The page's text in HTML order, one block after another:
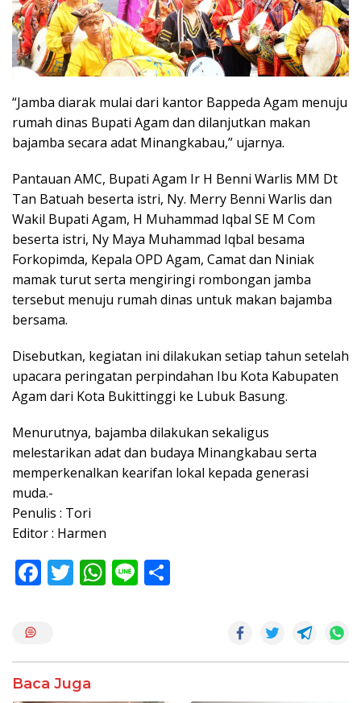
“Jamba diarak mulai dari kantor Bappeda Agam menuju
rumah dinas Bupati Agam dan dilanjutkan makan
bajamba secara adat Minangkabau,” ujarnya.
Pantauan AMC, Bupati Agam Ir H Benni Warlis MM Dt
Tan Batuah beserta istri, Ny. Merry Benni Warlis dan
Wakil Bupati Agam, H Muhammad Iqbal SE M Com
beserta istri, Ny Maya Muhammad Iqbal besama
Forkopimda, Kepala OPD Agam, Camat dan Niniak
mamak turut serta mengiringi rombongan jamba
tersebut menuju rumah dinas untuk makan bajamba
bersama.
Disebutkan, kegiatan ini dilakukan setiap tahun setelah
upacara peringatan perpindahan Ibu Kota Kabupaten
Agam dari Kota Bukittinggi ke Lubuk Basung.
Menurutnya, bajamba dilakukan sekaligus
melestarikan adat dan budaya Minangkabau serta
memperkenalkan kearifan lokal kepada generasi
muda.-
Penulis : Tori
Editor : Harmen
F
o
T W Li
Baca Juga